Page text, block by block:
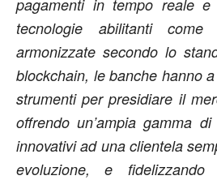
pagamenti in tempo reale
tecnologie abilitanti
armonizzate secondo lo
blockchain, le banche hanno
strumenti per presidiare il
offrendo un’ampia gamma
innovativi ad una clientela
evoluzione, e fidelizzando